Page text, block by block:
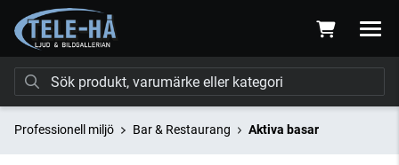
Professionell miljö Bar & Restaurang Aktiva basar